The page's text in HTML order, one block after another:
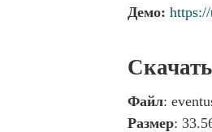
Демо:
Файл:
Размер: